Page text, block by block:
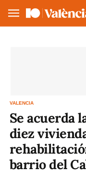
VALENCIA
Se acuerda
diez
barrio del